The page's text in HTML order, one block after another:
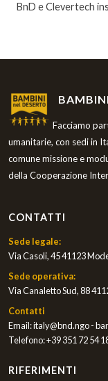
BnD e Clevertech
Facciamo
umanitarie, con sedi in
comune missione e
della Cooperazione
CONTATTI
Sede legale:
Via Casoli, 45 41123
Sede operativa:
Via Canaletto Sud, 88
Contatti
Email:italy@bnd.ngo -
Telefono:+39 351 72 54
RIFERIMENTI